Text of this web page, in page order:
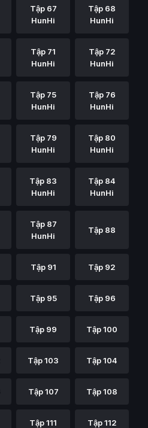
Tập 67
HunHi
Tập 68
HunHi
Tập 71
HunHi
Tập 72
HunHi
Tập 75
HunHi
Tập 76
HunHi
Tập 79
HunHi
Tập 80
HunHi
Tập 83
HunHi
Tập 84
HunHi
Tập 87
HunHi
Tập 88
Tập 91 Tập 92
Tập 95 Tập 96
Tập 99 Tập 100
Tập 103 Tập 104
Tập 107 Tập 108
Tập 111 Tập 112